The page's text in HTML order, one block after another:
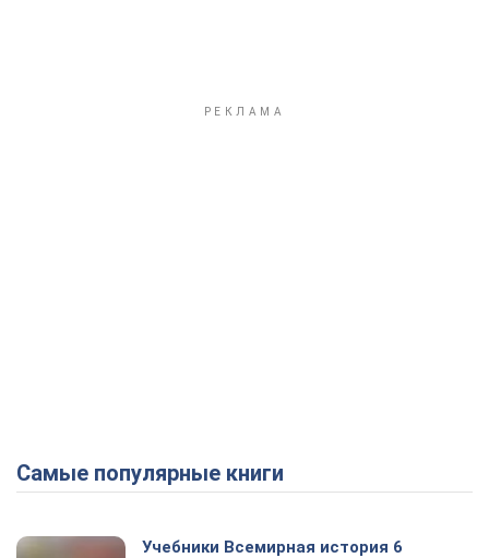
Самые популярные книги
Учебники Всемирная история 6